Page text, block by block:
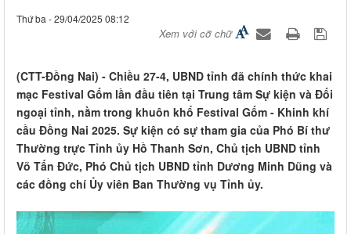
Thứ ba - 29/04/2025 08:12
Xem với cỡ chữ
(CTT-Đồng Nai) - Chiều 27-4, UBND tỉnh đã chính thức khai
mạc Festival Gốm lần đầu tiên tại Trung tâm Sự kiện và Đối
ngoại tỉnh, nằm trong khuôn khổ Festival Gốm - Khinh khí
cầu Đồng Nai 2025. Sự kiện có sự tham gia của Phó Bí thư
Thường trực Tỉnh ủy Hồ Thanh Sơn, Chủ tịch UBND tỉnh
Võ Tấn Đức, Phó Chủ tịch UBND tỉnh Dương Minh Dũng và
các đồng chí Ủy viên Ban Thường vụ Tỉnh ủy.